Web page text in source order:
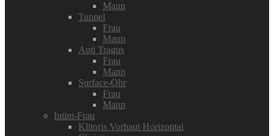
Mann
Tunnel
Frau
Mann
Anti Tragus
Frau
Mann
Surface-Ohr
Frau
Mann
Intim-Frau
Klitoris Vorhaut Horizontal